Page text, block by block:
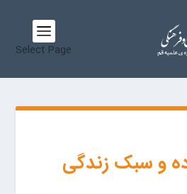
Select Page
و سبک زندگی